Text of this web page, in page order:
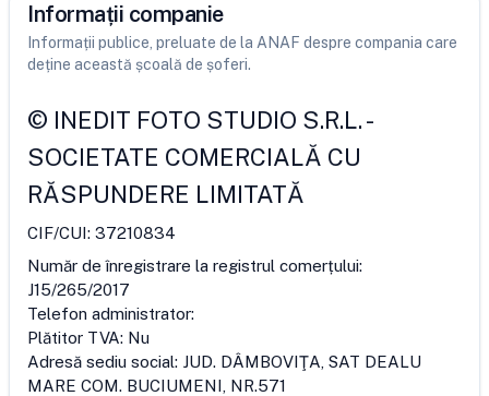
Informații companie
Informații publice, preluate de la ANAF despre compania care
deține această școală de șoferi.
© INEDIT FOTO STUDIO S.R.L.-
SOCIETATE COMERCIALĂ CU
RĂSPUNDERE LIMITATĂ
CIF/CUI: 37210834
Număr de înregistrare la registrul comerțului:
J15/265/2017
Telefon administrator:
Plătitor TVA: Nu
Adresă sediu social: JUD. DÂMBOVIŢA, SAT DEALU
MARE COM. BUCIUMENI, NR.571